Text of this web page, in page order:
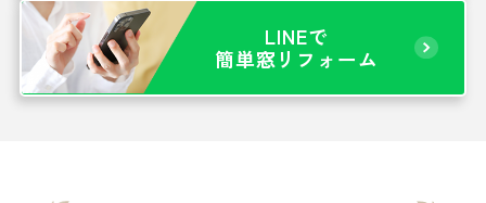
LINEで
簡単窓リフォーム